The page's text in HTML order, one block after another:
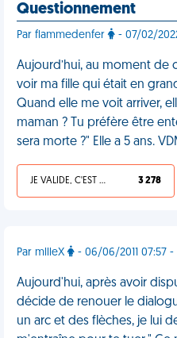
Questionnement
Par flammedenfer - 07/02/
Aujourd’hui, au moment de
voir ma fille qui était en
Quand elle me voit arriver,
maman ? Tu préfère être
sera morte ?" Elle a 5 ans.
JE VALIDE, C'EST UNE VDM 3 278
Par mllleX - 06/06/2011 07:57 -
Aujourd'hui, après avoir
décide de renouer le
un arc et des flèches, je lui